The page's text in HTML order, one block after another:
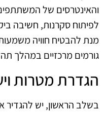
והאינטרסים של
לפיתוח סקרנות, חשיבה
מנת להבטיח חוויה
גורמים מרכזיים במהלך
הגדרת מטרות
בשלב הראשון, יש להגדיר